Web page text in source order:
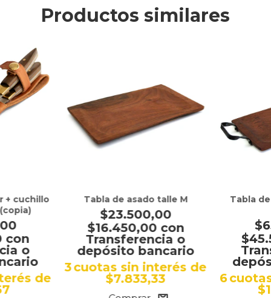
Productos similares
+ cuchillo
con
o
de
Tabla de asado talle M
$23.500,00
$16.450,00 con
Transferencia o
depósito bancario
3cuotas sin interés de
$7.833,33
Tabla
6